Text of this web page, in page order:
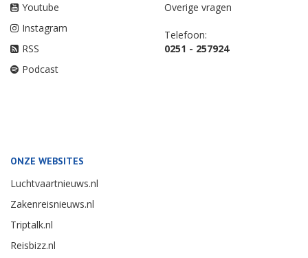
Youtube
Instagram
RSS
Podcast
Overige vragen
Telefoon:
0251 - 257924
ONZE WEBSITES
Luchtvaartnieuws.nl
Zakenreisnieuws.nl
Triptalk.nl
Reisbizz.nl